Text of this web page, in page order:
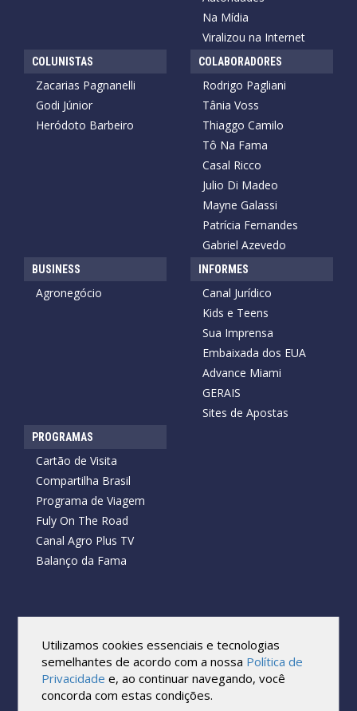
Na Mídia
Viralizou na Internet
COLUNISTAS
Zacarias Pagnanelli
Godi Júnior
Heródoto Barbeiro
COLABORADORES
Rodrigo Pagliani
Tânia Voss
Thiaggo Camilo
Tô Na Fama
Casal Ricco
Julio Di Madeo
Mayne Galassi
Patrícia Fernandes
Gabriel Azevedo
BUSINESS
Agronegócio
INFORMES
Canal Jurídico
Kids e Teens
Sua Imprensa
Embaixada dos EUA
Advance Miami
GERAIS
Sites de Apostas
PROGRAMAS
Cartão de Visita
Compartilha Brasil
Programa de Viagem
Fuly On The Road
Canal Agro Plus TV
Balanço da Fama
Todos os direitos reservados.
Reprodução no todo ou em parte sob qualquer forma ou meio,
sem expressa autorização por escrito do Cartão de Visita, é
proibida.
As marcas e imagens utilizadas no projeto são os direitos autorais
Utilizamos cookies essenciais e tecnologias
semelhantes de acordo com a nossa Política de
Privacidade e, ao continuar navegando, você
concorda com estas condições.